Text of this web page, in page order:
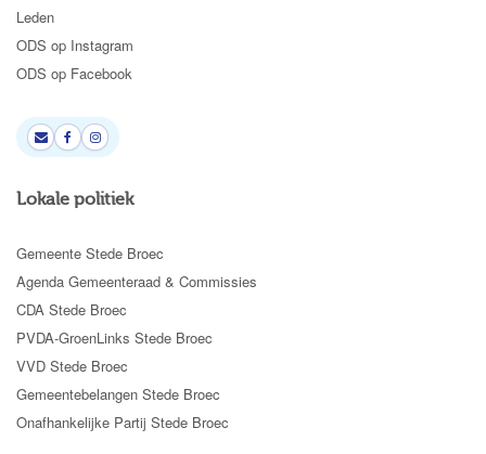
Leden
ODS op Instagram
ODS op Facebook
Lokale politiek
Gemeente Stede Broec
Agenda Gemeenteraad & Commissies
CDA Stede Broec
PVDA-GroenLinks Stede Broec
VVD Stede Broec
Gemeentebelangen Stede Broec
Onafhankelijke Partij Stede Broec